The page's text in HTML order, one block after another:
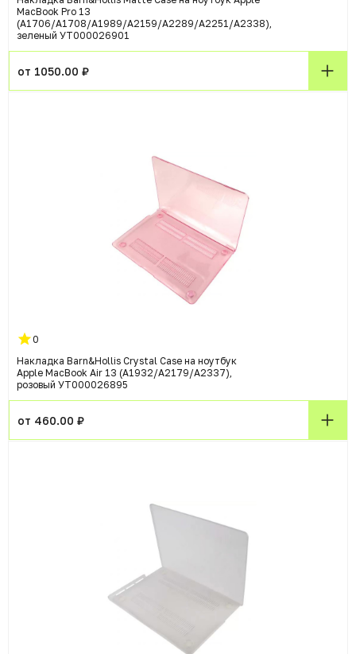
MacBook Pro 13
(A1706/A1708/A1989/A2159/A2289/A2251/A2338),
зеленый УТ000026901
от 1050.00 ₽
0
Накладка Barn&Hollis Crystal Case на ноутбук
Apple MacBook Air 13 (A1932/A2179/A2337),
розовый УТ000026895
от 460.00 ₽